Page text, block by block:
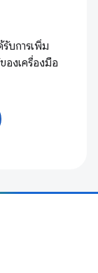
บการเพิ่ม
งเครื่องมือ